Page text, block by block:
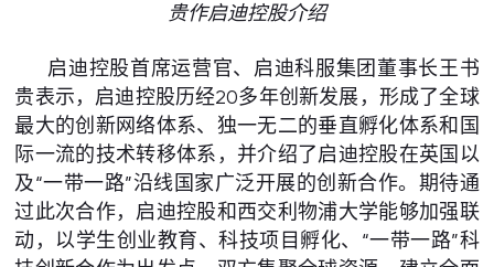
贵作启迪控股介绍
启迪控股首席运营官、启迪科服集团董事长王书
贵表示，启迪控股历经20多年创新发展，形成了全球
最大的创新网络体系、独一无二的垂直孵化体系和国
际一流的技术转移体系，并介绍了启迪控股在英国以
及“一带一路”沿线国家广泛开展的创新合作。期待通
过此次合作，启迪控股和西交利物浦大学能够加强联
动，以学生创业教育、科技项目孵化、“一带一路”科